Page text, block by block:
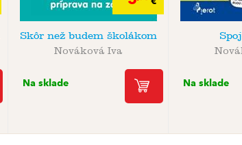
Skôr než budem školákom
Nováková Iva
Na sklade Na sklade